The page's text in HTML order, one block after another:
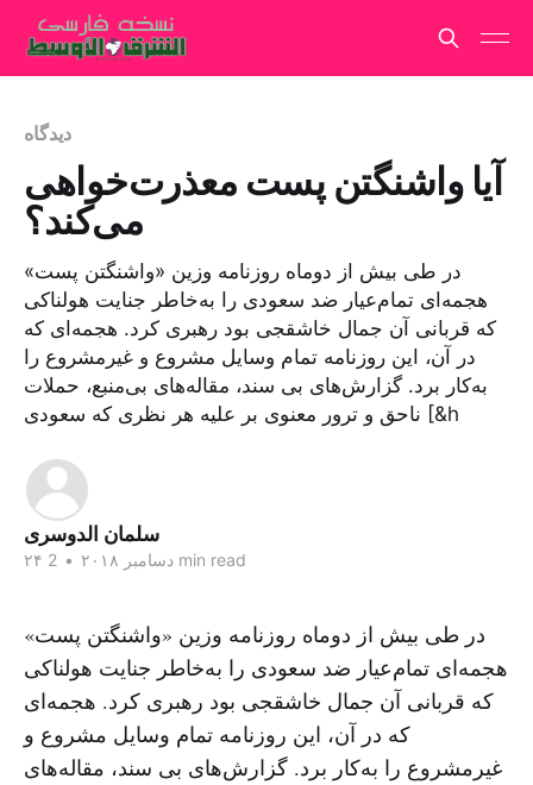
دیدگاه
آیا واشنگتن پست معذرت‌خواهی
می‌کند؟
در طی بیش از دوماه روزنامه وزین «واشنگتن پست»
هجمه‌ای تمام‌عیار ضد سعودی را به‌خاطر جنایت هولناکی
که قربانی آن جمال خاشقجی بود رهبری کرد. هجمه‌ای که
در آن، این روزنامه تمام وسایل مشروع و غیرمشروع را
به‌کار برد. گزارش‌های بی سند، مقاله‌های بی‌منبع، حملات
ناحق و ترور معنوی بر علیه هر نظری که سعودی [&h
سلمان الدوسری
۲۴ دسامبر ۲۰۱۸ • 2 min read
در طی بیش از دوماه روزنامه وزین «واشنگتن پست»
هجمه‌ای تمام‌عیار ضد سعودی را به‌خاطر جنایت هولناکی
که قربانی آن جمال خاشقجی بود رهبری کرد. هجمه‌ای
که در آن، این روزنامه تمام وسایل مشروع و
غیرمشروع را به‌کار برد. گزارش‌های بی سند، مقاله‌های